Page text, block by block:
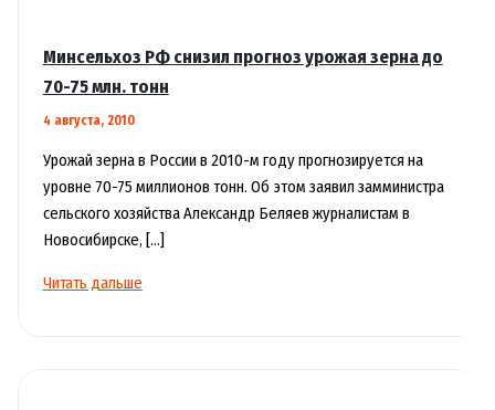
Минсельхоз РФ снизил прогноз урожая зерна до
70-75 млн. тонн
4 августа, 2010
Урожай зерна в России в 2010-м году прогнозируется на
уровне 70-75 миллионов тонн. Об этом заявил замминистра
сельского хозяйства Александр Беляев журналистам в
Новосибирске, […]
Минсельхоз
Читать дальше